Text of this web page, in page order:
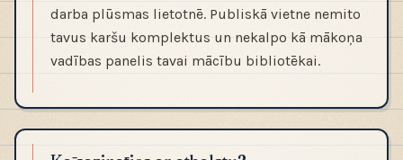
darba plūsmas lietotnē. Publiskā vietne nemito
tavus karšu komplektus un nekalpo kā mākoņa
vadības panelis tavai mācību bibliotēkai.